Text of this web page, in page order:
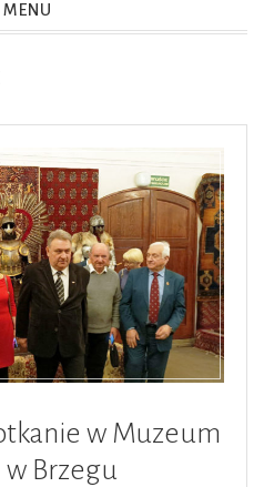
MENU
w Muzeum
w Brzegu